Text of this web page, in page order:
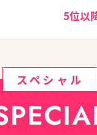
5位以
スペシャル